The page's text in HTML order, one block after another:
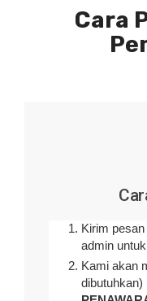
Cara
Kirim
admin
Kami akan
dibutuhkan)